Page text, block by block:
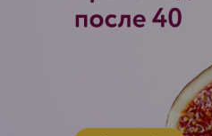
ЭФФЕКТИВНАЯ